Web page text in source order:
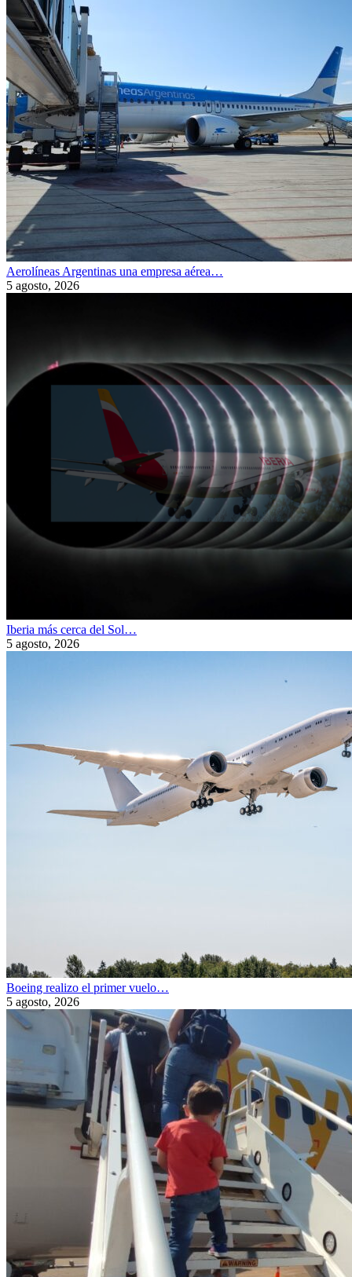
Aerolíneas Argentinas una empresa aérea…
5 agosto, 2026
Iberia más cerca del Sol…
5 agosto, 2026
Boeing realizo el primer vuelo…
5 agosto, 2026